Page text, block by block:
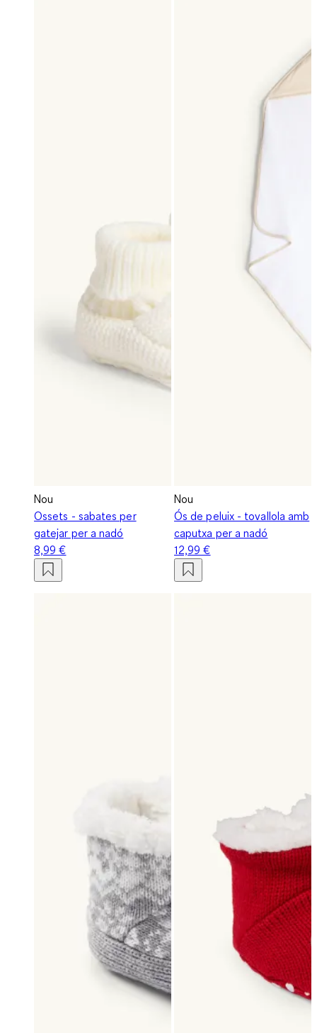
Nou
Ossets - sabates per
gatejar per a nadó
8,99 €
Nou
Ós de peluix - tovallola amb
caputxa per a nadó
12,99 €